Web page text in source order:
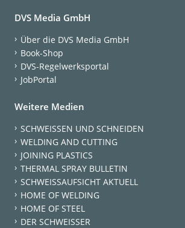
DVS Media GmbH
Über die DVS Media GmbH
Book-Shop
DVS-Regelwerksportal
JobPortal
Weitere Medien
SCHWEISSEN UND SCHNEIDEN
WELDING AND CUTTING
JOINING PLASTICS
THERMAL SPRAY BULLETIN
SCHWEISSAUFSICHT AKTUELL
HOME OF WELDING
HOME OF STEEL
DER SCHWEISSER